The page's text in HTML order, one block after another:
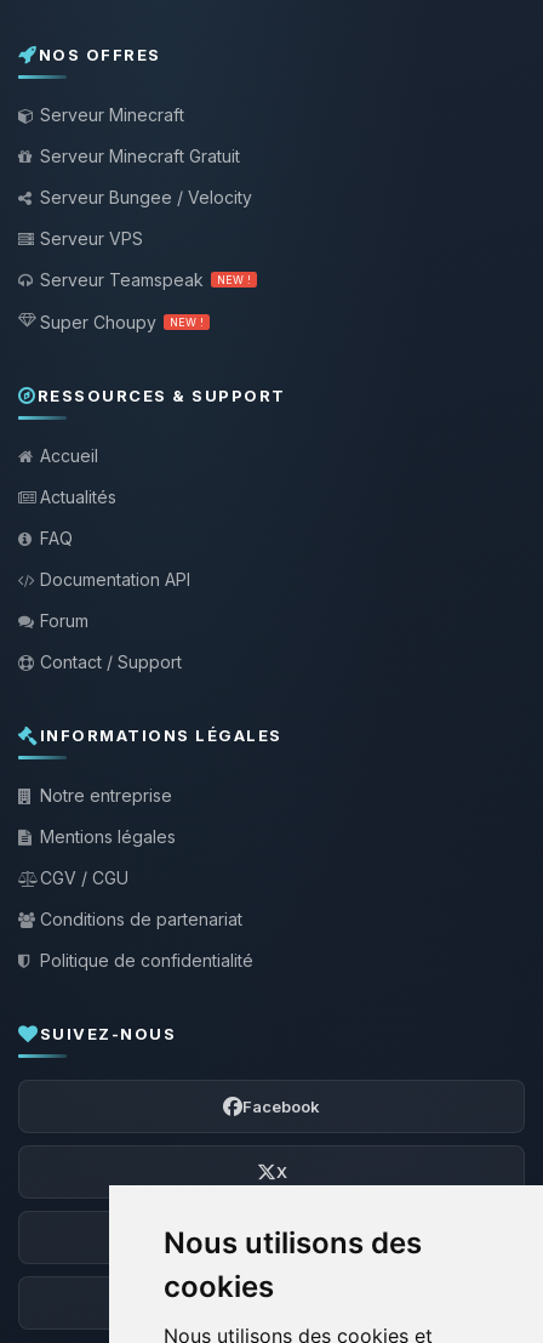
Nous utilisons des
cookies
Nous utilisons des cookies et
NOS OFFRES
Serveur Minecraft
Serveur Minecraft Gratuit
Serveur Bungee / Velocity
Serveur VPS
Serveur Teamspeak
NEW !
Super Choupy NEW !
RESSOURCES & SUPPORT
Accueil
Actualités
FAQ
Documentation API
Forum
Contact / Support
INFORMATIONS LÉGALES
Notre entreprise
Mentions légales
CGV / CGU
Conditions de partenariat
Politique de confidentialité
SUIVEZ-NOUS
Facebook
X
Discord
Forum